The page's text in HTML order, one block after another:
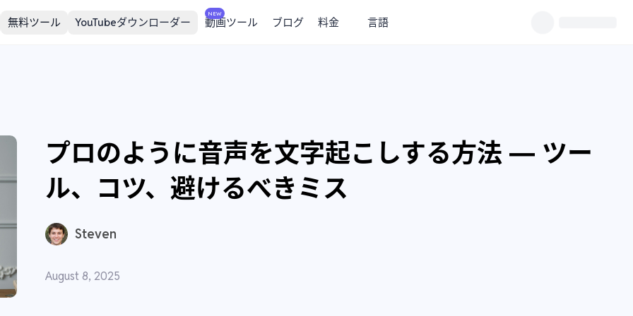
無料ツール YouTubeダウンローダー
NEW
動画ツール ブログ 料金 言語
プロのように音声を文字起こしする方法 ― ツー
ル、コツ、避けるべきミス
Steven
August 8, 2025